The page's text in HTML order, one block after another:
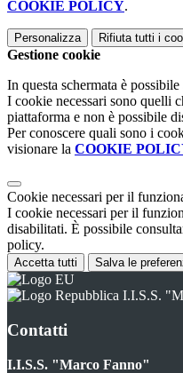
COOKIE POLICY.
Personalizza Rifiuta tutti i
Gestione cookie
In questa schermata è
I cookie necessari sono quelli
piattaforma e non è possibile
Per conoscere quali sono i
visionare la COOKIE
Cookie necessari per il
I cookie necessari per il
disabilitati. È possibile
policy.
Accetta tutti Salva le
I.I.S.S.
Contatti
I.I.S.S. "Marco Fanno"